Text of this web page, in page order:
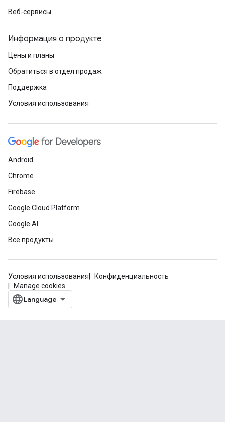
Веб-сервисы
Информация о продукте
Цены и планы
Обратиться в отдел продаж
Поддержка
Условия использования
Android
Chrome
Firebase
Google Cloud Platform
Google AI
Все продукты
Условия использования
Конфиденциальность
Manage cookies